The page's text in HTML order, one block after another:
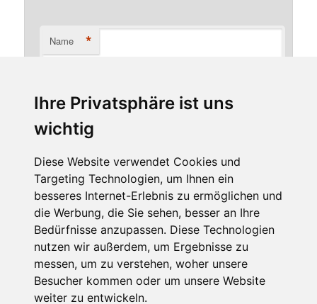
Ihre Privatsphäre ist uns
wichtig
Diese Website verwendet Cookies und
Targeting Technologien, um Ihnen ein
besseres Internet-Erlebnis zu ermöglichen und
die Werbung, die Sie sehen, besser an Ihre
Bedürfnisse anzupassen. Diese Technologien
nutzen wir außerdem, um Ergebnisse zu
messen, um zu verstehen, woher unsere
Besucher kommen oder um unsere Website
weiter zu entwickeln.
Name *
E-Mail-Adresse *
Website